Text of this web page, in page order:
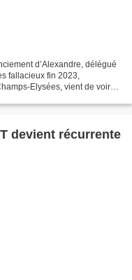
d’Alexandre, délégué
fallacieux fin 2023,
Elysées, vient de voir
devient récurrente